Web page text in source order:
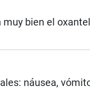
bien el
náusea,